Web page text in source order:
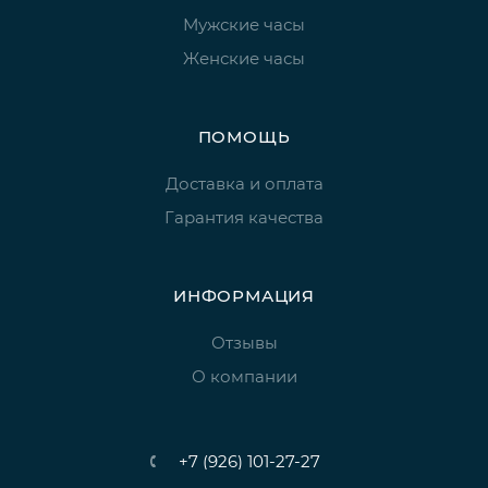
Мужские часы
Женские часы
ПОМОЩЬ
Доставка и оплата
Гарантия качества
ИНФОРМАЦИЯ
Отзывы
О компании
+7 (926) 101-27-27